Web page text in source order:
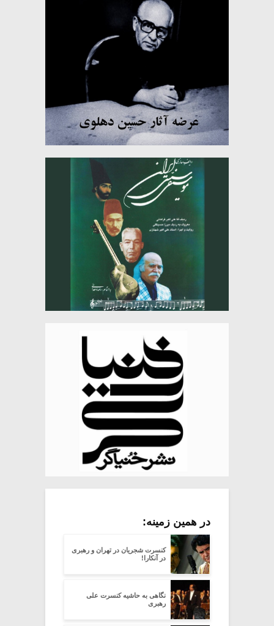
در همین زمینه:
کنسرت شجریان در تهران و رهبری
در آنکارا!
نگاهی به حاشیه کنسرت علی
رهبری